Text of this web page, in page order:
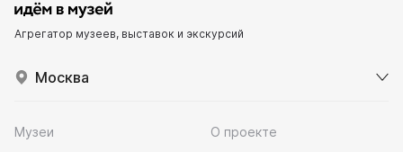
Агрегатор музеев, выставок и экскурсий
Москва
Музеи
О проекте